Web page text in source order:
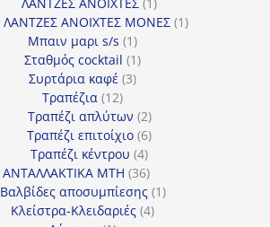
προϊόν
ΛΑΝΤΖΕΣ ΑΝΟΙΧΤΕΣ ΜΟΝΕΣ 11
Μπαιν μαρι s/s 11
προϊόν
Σταθμός cocktail 11
Συρτάρια καφέ 33
Τραπέζια 1212
προϊόντα
Τραπέζι απλύτων 22
προϊόντα
Τραπέζι επιτοίχιο 66
προϊόντα
Τραπέζι κέντρου 44
προϊόντα
ΑΝΤΑΛΛΑΚΤΙΚΑ MTH 3636
προϊόντα
Βαλβίδες αποσυμπίεσης 11
Κλείστρα-Κλειδαριές 44